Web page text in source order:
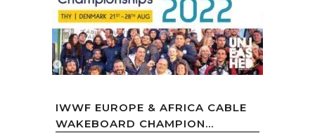
IWWF EUROPE & AFRICA CABLE
WAKEBOARD CHAMPION...